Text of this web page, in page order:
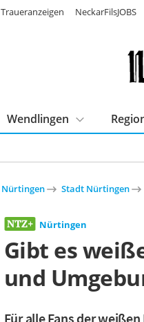
Wendlingen
Traueranzeigen NeckarFilsJOBS
Nürtingen Stadt Nürtingen
Nürtingen
Gibt es
und
Für alle Fans der